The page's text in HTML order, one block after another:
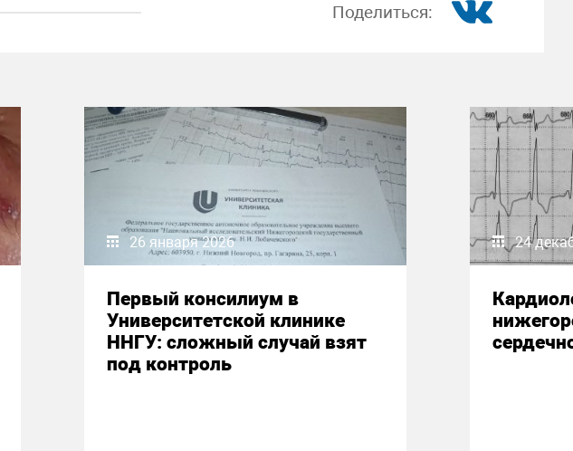
Поделиться:
26 января 2026
Первый консилиум в
Университетской клинике
ННГУ: сложный случай взят
под контроль
24